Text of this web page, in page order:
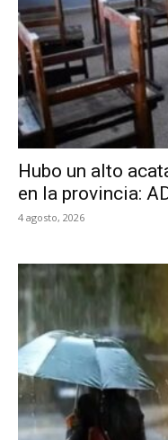
Hubo un alto
en la provincia:
4 agosto, 2026